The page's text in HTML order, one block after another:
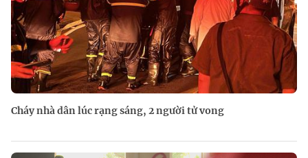
Cháy nhà dân lúc rạng sáng, 2 người tử vong